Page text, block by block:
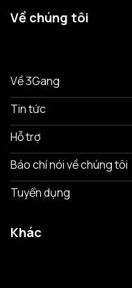
Về chúng tôi
Về 3Gang
Tin tức
Hỗ trợ
Báo chí nói về chúng tôi
Tuyển dụng
Khác